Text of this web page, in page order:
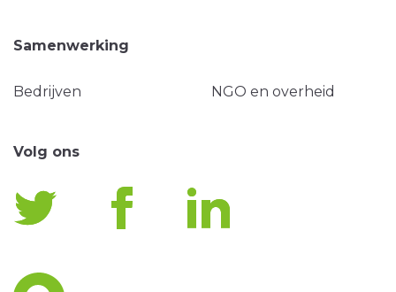
Samenwerking
Bedrijven NGO en overheid
Volg ons